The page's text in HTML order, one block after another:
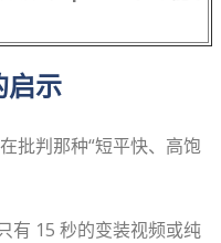
启示
批判那种“短平快、高饱
有 15 秒的变装视频或纯